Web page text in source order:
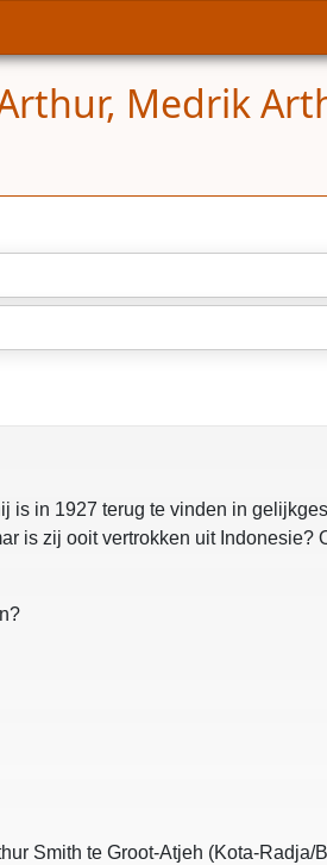
Medrik
is in 1927 terug te vinden in
is zij ooit vertrokken uit Indonesie?
Smith te Groot-Atjeh (Kota-Radja/